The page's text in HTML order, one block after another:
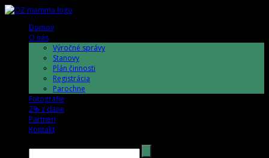
Domov
O nás
Výročné správy
Stanovy
Plán činnosti
Registrácia
Parochne
Fotografie
2% z dane
Partneri
Kontakt